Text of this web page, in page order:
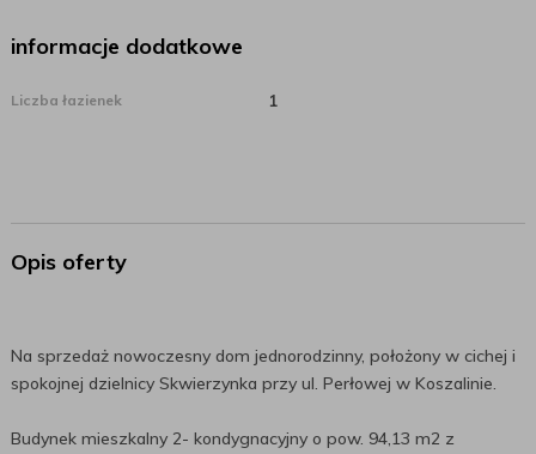
informacje dodatkowe
Liczba łazienek 1
Opis oferty
Na sprzedaż nowoczesny dom jednorodzinny, położony w cichej i
spokojnej dzielnicy Skwierzynka przy ul. Perłowej w Koszalinie.
Budynek mieszkalny 2- kondygnacyjny o pow. 94,13 m2 z